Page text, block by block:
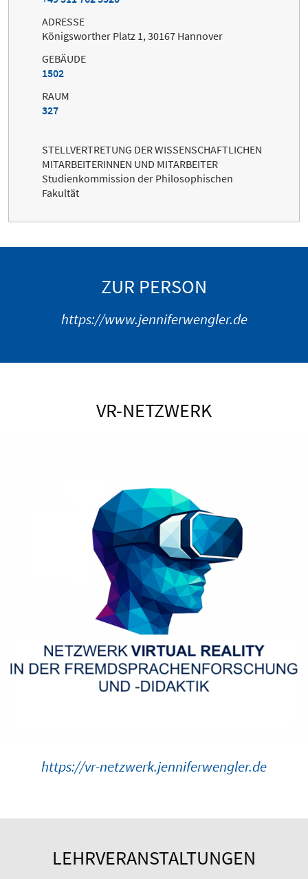
ADRESSE
Königsworther Platz 1, 30167 Hannover
GEBÄUDE
1502
RAUM
327
STELLVERTRETUNG DER WISSENSCHAFTLICHEN
MITARBEITERINNEN UND MITARBEITER
Studienkommission der Philosophischen
Fakultät
ZUR PERSON
https://www.jenniferwengler.de
VR-NETZWERK
https://vr-netzwerk.jenniferwengler.de
LEHRVERANSTALTUNGEN